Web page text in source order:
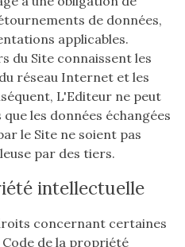
de données,
applicables.
du Site connaissent les
réseau Internet et les
L'Editeur ne peut
les données échangées
le Site ne soient pas
par des tiers.
intellectuelle
concernant certaines
de la propriété